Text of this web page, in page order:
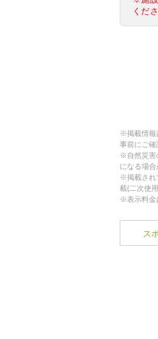
くだ
※掲載情報
事前にご確
※自然災害
になる場合
※掲載され
載(二次使
※表示料金
ス